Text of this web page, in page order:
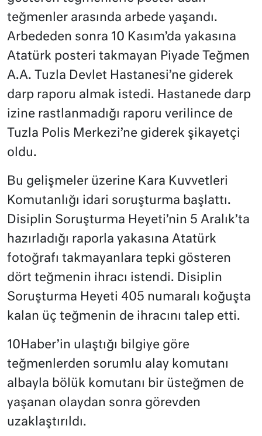
teğmenler arasında arbede yaşandı.
Arbededen sonra 10 Kasım’da yakasına
Atatürk posteri takmayan Piyade Teğmen
A.A. Tuzla Devlet Hastanesi’ne giderek
darp raporu almak istedi. Hastanede darp
izine rastlanmadığı raporu verilince de
Tuzla Polis Merkezi’ne giderek şikayetçi
oldu.
Bu gelişmeler üzerine Kara Kuvvetleri
Komutanlığı idari soruşturma başlattı.
Disiplin Soruşturma Heyeti’nin 5 Aralık’ta
hazırladığı raporla yakasına Atatürk
fotoğrafı takmayanlara tepki gösteren
dört teğmenin ihracı istendi. Disiplin
Soruşturma Heyeti 405 numaralı koğuşta
kalan üç teğmenin de ihracını talep etti.
10Haber’in ulaştığı bilgiye göre
teğmenlerden sorumlu alay komutanı
albayla bölük komutanı bir üsteğmen de
yaşanan olaydan sonra görevden
uzaklaştırıldı.